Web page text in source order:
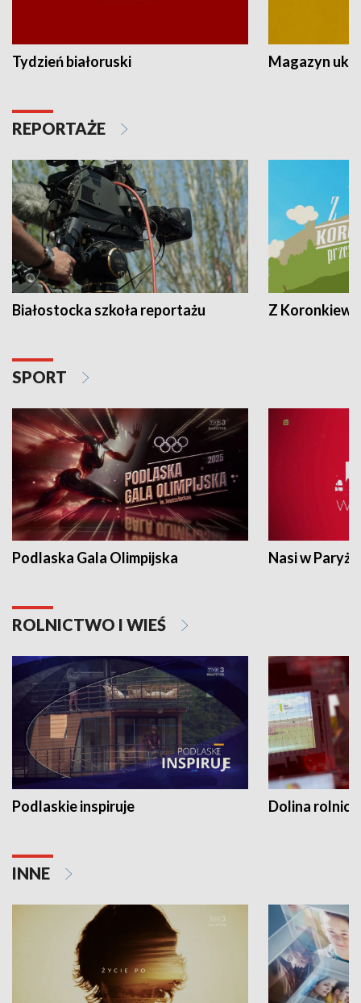
Tydzień białoruski Magazyn
REPORTAŻE
Białostocka szkoła reportażu Z
SPORT
Podlaska Gala Olimpijska Nasi w Paryżu
ROLNICTWO I WIEŚ
Podlaskie inspiruje Dolina
INNE